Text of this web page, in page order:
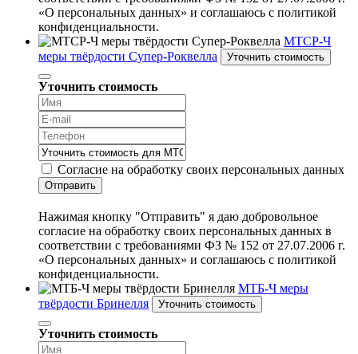
«О персональных данных» и соглашаюсь с политикой
конфиденциальности.
МТСР-Ч
меры твёрдости Супер-Роквелла
Уточнить стоимость
Уточнить стоимость
Согласие на обработку своих персональных данных
Отправить
Нажимая кнопку "Отправить" я даю добровольное
согласие на обработку своих персональных данных в
соответствии с требованиями ФЗ № 152 от 27.07.2006 г.
«О персональных данных» и соглашаюсь с политикой
конфиденциальности.
МТБ-Ч меры
твёрдости Бринелля
Уточнить стоимость
Уточнить стоимость